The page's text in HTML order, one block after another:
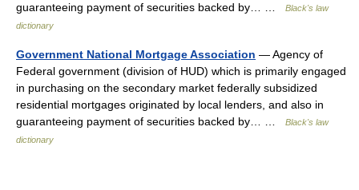
guaranteeing payment of securities backed by… …
Black's law
dictionary
Government National Mortgage Association — Agency of
Federal government (division of HUD) which is primarily engaged
in purchasing on the secondary market federally subsidized
residential mortgages originated by local lenders, and also in
guaranteeing payment of securities backed by… …
Black's law
dictionary